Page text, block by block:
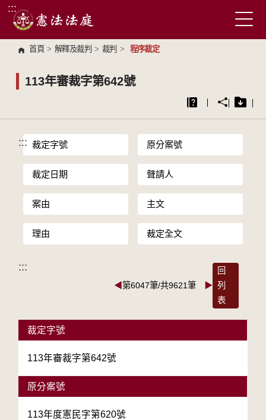
跳到主要內容區塊
:::
首頁 > 解釋及裁判 > 裁判 > 程序裁定
113年審裁字第642號
::: 裁定字號 原分案號
裁定日期 聲請人
案由 主文
理由 裁定全文
:::
◀第6047筆/共9621筆 ▶
回
列
表
裁定字號
113年審裁字第642號
原分案號
113年度憲民字第620號